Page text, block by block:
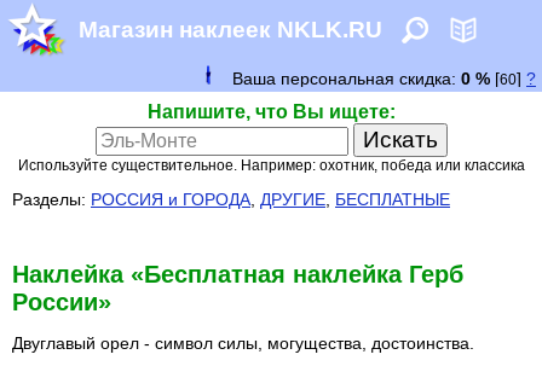
Магазин наклеек NKLK.RU
Напишите, что Вы ищете:
Используйте существительное. Например: охотник, победа или классика
Разделы: РОССИЯ и ГОРОДА ДРУГИЕ БЕСПЛАТНЫЕ
Наклейка «Бесплатная наклейка Герб
России»
Двуглавый орел - символ силы, могущества, достоинства.